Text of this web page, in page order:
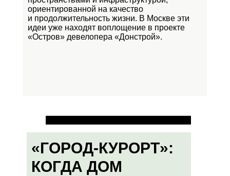
ориентированной на качество
и продолжительность жизни. В Москве эти
идеи уже находят воплощение в проекте
«Остров» девелопера «Донстрой».
«ГОРОД-КУРОРТ»:
КОГДА ДОМ